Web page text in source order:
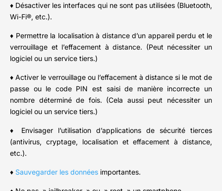
♦ Désactiver les interfaces qui ne sont pas utilisées (Bluetooth,
Wi-Fi®, etc.).
♦ Permettre la localisation à distance d’un appareil perdu et le
verrouillage et l’effacement à distance. (Peut nécessiter un
logiciel ou un service tiers.)
♦ Activer le verrouillage ou l’effacement à distance si le mot de
passe ou le code PIN est saisi de manière incorrecte un
nombre déterminé de fois. (Cela aussi peut nécessiter un
logiciel ou un service tiers.)
♦ Envisager l’utilisation d’applications de sécurité tierces
(antivirus, cryptage, localisation et effacement à distance,
etc.).
♦ Sauvegarder les données importantes.